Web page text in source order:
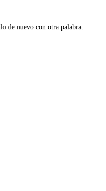
de nuevo con otra palabra.